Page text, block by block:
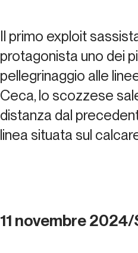
Il primo exploit
protagonista uno dei
pellegrinaggio alle
Ceca, lo scozzese
distanza dal
linea situata sul
11 novembre